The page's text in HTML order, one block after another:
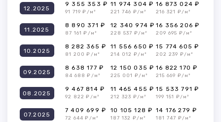
12.2025
9 355 353 ₽
91 719 ₽/м²
11 974 304 ₽
221 746 ₽/м²
16 873 024 ₽
216 321 ₽/м²
11.2025
8 890 371 ₽
87 161 ₽/м²
12 340 974 ₽
228 537 ₽/м²
16 356 206 ₽
209 695 ₽/м²
10.2025
8 282 365 ₽
81 200 ₽/м²
11 556 650 ₽
214 012 ₽/м²
15 774 605 ₽
202 239 ₽/м²
09.2025
8 638 177 ₽
84 688 ₽/м²
12 150 035 ₽
225 001 ₽/м²
16 822 170 ₽
215 669 ₽/м²
08.2025
9 467 814 ₽
92 822 ₽/м²
11 465 455 ₽
212 323 ₽/м²
15 533 791 ₽
199 151 ₽/м²
07.2025
7 409 699 ₽
72 644 ₽/м²
10 105 128 ₽
187 132 ₽/м²
14 176 279 ₽
181 747 ₽/м²